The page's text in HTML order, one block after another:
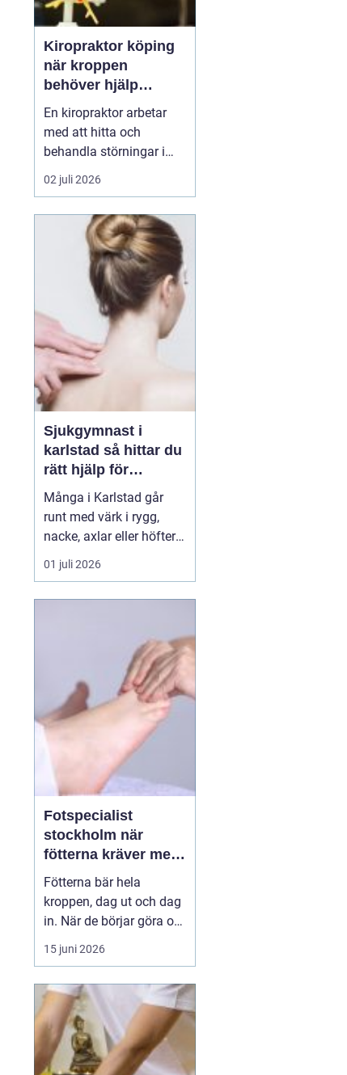
Kiropraktor köping
när kroppen
behöver hjälp
tillbaka
En kiropraktor arbetar
med att hitta och
behandla störningar i
kroppens leder, muskler
och nervsystem. Målet
smärta, bättre rörlighet
och en vardag som
fungerar igen.
Kiropraktik passar
många som kämpar
med återkommande
ryggont...
02 juli 2026
Sjukgymnast i
karlstad så hittar du
rätt hjälp för
kroppen
Många i Karlstad går
runt med värk i rygg,
nacke, axlar eller höfter
utan att söka hjälp.
Andra har råkat ut för en
släppa. En legitimerad
sjukgymnast kan då
göra stor skillnad.
Genom n...
01 juli 2026
Fotspecialist
stockholm när
fötterna kräver mer
än vanliga sulor
Fötterna bär hela
kroppen, dag ut och dag
in. När de börjar göra ont
påverkas mer än bara
stegen sömn, träning,
lidande. Många försöker
länge med egenvård,
inlägg från sportbutiken
eller vila, men
15 juni 2026